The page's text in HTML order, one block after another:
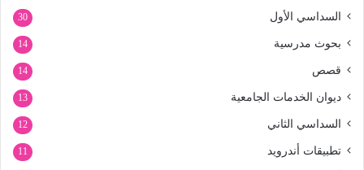
السداسي الأول 30
بحوث مدرسية 14
قصص 14
ديوان الخدمات الجامعية 13
السداسي الثاني 12
تطبيقات أندرويد 11